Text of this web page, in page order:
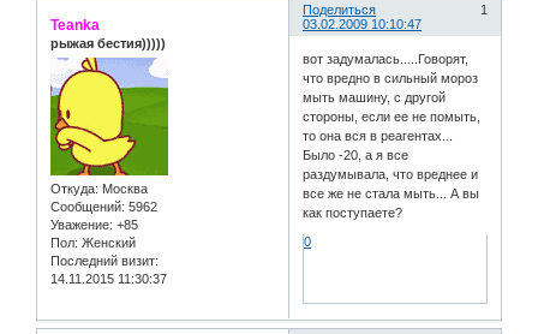
Поделиться
1
03.02.2009 10:10:47
Teanka
рыжая бестия)))))
Откуда: Москва
Сообщений: 5962
Уважение: +85
Пол: Женский
Последний визит:
14.11.2015 11:30:37
вот задумалась.....Говорят,
что вредно в сильный мороз
мыть машину, с другой
стороны, если ее не помыть,
то она вся в реагентах...
Было -20, а я все
раздумывала, что вреднее и
все же не стала мыть... А вы
как поступаете?
0